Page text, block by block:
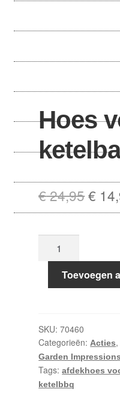
Hoes
€24,95
prijs
€
€
ketelbarbecue
ø67
Toevoegen
SKU:70460
Categorieën:Acties,
Garden Impressions
Tags:afdekhoes
ketelbbq